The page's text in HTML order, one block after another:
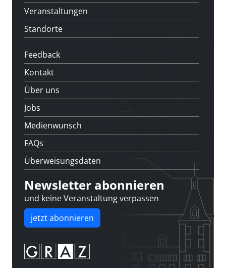
Veranstaltungen
Standorte
Feedback
Kontakt
Über uns
Jobs
Medienwunsch
FAQs
Überweisungsdaten
Newsletter abonnieren
und keine Veranstaltung verpassen
jetzt abonnieren